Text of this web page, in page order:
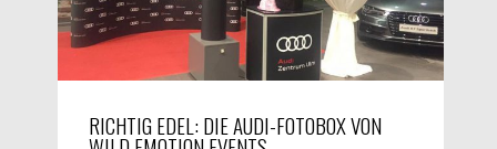
RICHTIG EDEL: DIE AUDI-FOTOBOX VON